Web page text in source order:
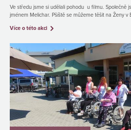
Ve středu jsme si udělali pohodu u filmu. Společně
jménem Melichar. Pšíště se můžeme těšit na Ženy v
Více o této akci